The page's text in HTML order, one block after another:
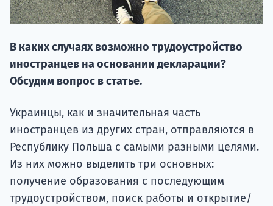
В каких случаях возможно трудоустройство
иностранцев на основании декларации?
Обсудим вопрос в статье.
Украинцы, как и значительная часть
иностранцев из других стран, отправляются в
Республику Польша с самыми разными целями.
Из них можно выделить три основных:
получение образования с последующим
трудоустройством, поиск работы и открытие/